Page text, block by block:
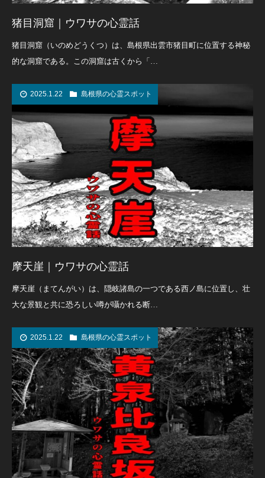
猪目洞窟｜ウワサの心霊話
猪目洞窟（いのめどうくつ）は、島根県出雲市猪目町に位置する神秘
的な洞窟である。この洞窟は古くから「…
2025.1.22 島根県の心霊スポット
摩天崖｜ウワサの心霊話
摩天崖（まてんがい）は、隠岐諸島の一つである西ノ島に位置し、壮
大な景観と共に恐ろしい噂が囁かれる断…
2025.1.22 島根県の心霊スポット